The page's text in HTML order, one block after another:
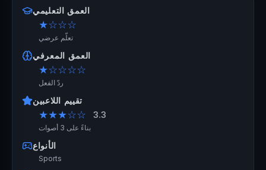
العمق التعليمي
★☆☆☆
تعلّم عرضي
العمق المعرفي
★☆☆☆☆
ردّ الفعل
تقييم اللاعبين
★★★☆☆ 3.3
بناءً على 3 أصوات
الأنواع
Sports